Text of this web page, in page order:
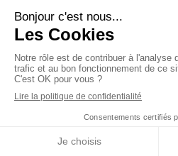
Notre partenaire sur Paris
Contact
ASD services
Pavillons-sous-Bois
Afficher le téléphone